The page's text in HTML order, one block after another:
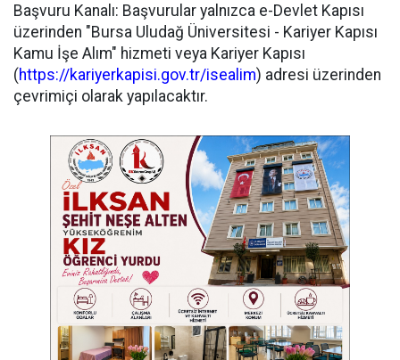
​Başvuru Kanalı: Başvurular yalnızca e-Devlet Kapısı
üzerinden "Bursa Uludağ Üniversitesi - Kariyer Kapısı
Kamu İşe Alım" hizmeti veya Kariyer Kapısı
(https://kariyerkapisi.gov.tr/isealim) adresi üzerinden
çevrimiçi olarak yapılacaktır.